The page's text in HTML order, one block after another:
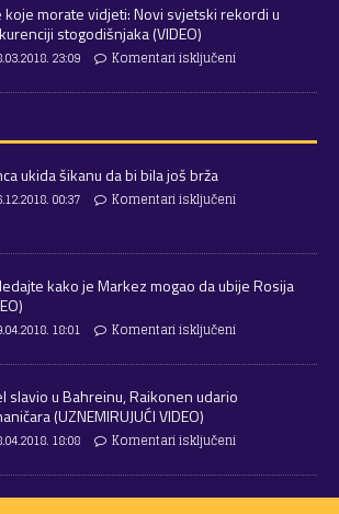
koje morate vidjeti: Novi svjetski rekordi u
stogodišnjaka (VIDEO)
23:09 Komentari isključeni
ukida šikanu da bi bila još brža
00:37 Komentari isključeni
kako je Markez mogao da ubije Rosija
18:01 Komentari isključeni
slavio u Bahreinu, Raikonen udario
(UZNEMIRUJUĆI VIDEO)
18:08 Komentari isključeni